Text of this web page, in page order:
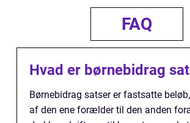
FAQ
Hvad er børnebidrag
Børnebidrag satser er fastsatte
af den ene forælder til den anden